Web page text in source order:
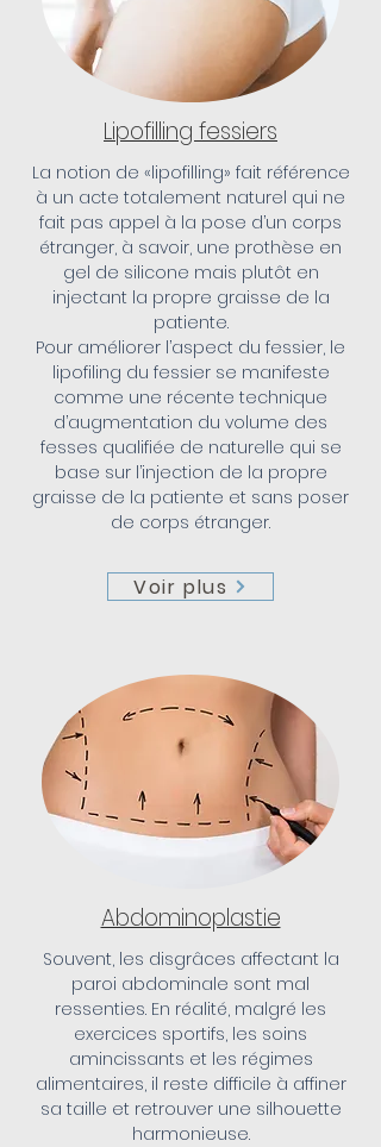
Lipofilling fessiers
La notion de «lipofilling» fait référence
à un acte totalement naturel qui ne
fait pas appel à la pose d’un corps
étranger, à savoir, une prothèse en
gel de silicone mais plutôt en
injectant la propre graisse de la
patiente.
Pour améliorer l’aspect du fessier, le
lipofiling du fessier se manifeste
comme une récente technique
d’augmentation du volume des
fesses qualifiée de naturelle qui se
base sur l’injection de la propre
graisse de la patiente et sans poser
de corps étranger.
Voir plus
Abdominoplastie
Souvent, les disgrâces affectant la
paroi abdominale sont mal
ressenties. En réalité, malgré les
exercices sportifs, les soins
amincissants et les régimes
alimentaires, il reste difficile à affiner
sa taille et retrouver une silhouette
harmonieuse.